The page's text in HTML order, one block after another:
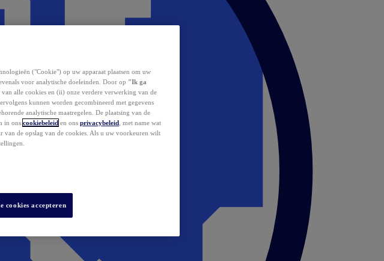
("Cookie") op uw apparaat plaatsen om uw
voor analytische doeleinden. Door op "Ik ga
alle cookies en (ii) onze verdere verwerking van de
kunnen worden gecombineerd met gegevens
analytische maatregelen. De plaatsing van de
in ons cookiebeleid en ons privacybeleid , met name wat
van de opslag van de cookies. Als u uw voorkeuren wilt
cookies accepteren